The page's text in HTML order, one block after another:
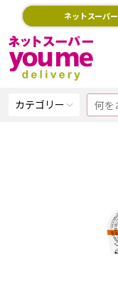
ネットスーパー
カテゴリー